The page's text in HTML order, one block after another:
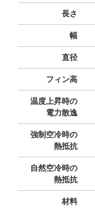
長さ
幅
直径
フィン高
温度上昇時の
電力散逸
強制空冷時の
熱抵抗
自然空冷時の
熱抵抗
材料